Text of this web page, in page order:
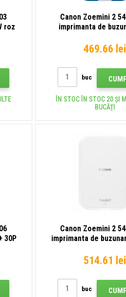
roz
Canon Zoemini 2
imprimanta de
469.66 lei
buc
ÎN STOC ÎN STOC 20 ȘI
BUCĂŢI
30P
Canon Zoemini 2
imprimanta de
514.61 lei
buc